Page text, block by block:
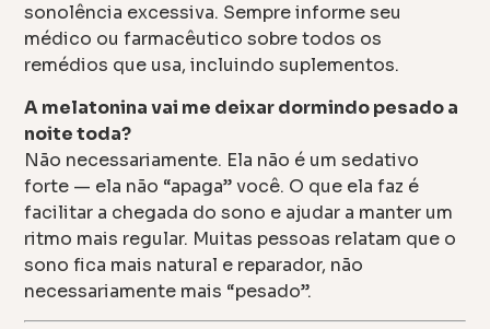
sonolência excessiva. Sempre informe seu
médico ou farmacêutico sobre todos os
remédios que usa, incluindo suplementos.
A melatonina vai me deixar dormindo pesado a
noite toda?
Não necessariamente. Ela não é um sedativo
forte — ela não “apaga” você. O que ela faz é
facilitar a chegada do sono e ajudar a manter um
ritmo mais regular. Muitas pessoas relatam que o
sono fica mais natural e reparador, não
necessariamente mais “pesado”.